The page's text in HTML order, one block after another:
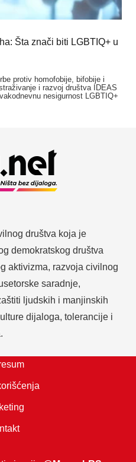
Šta znači biti LGBTIQ+ u
protiv homofobije, bifobije i
i razvoj društva IDEAS
nesigurnost LGBTIQ+
društva koja je
demokratskog društva
aktivizma, razvoja civilnog
saradnje,
ljudskih i manjinskih
dijaloga, tolerancije i